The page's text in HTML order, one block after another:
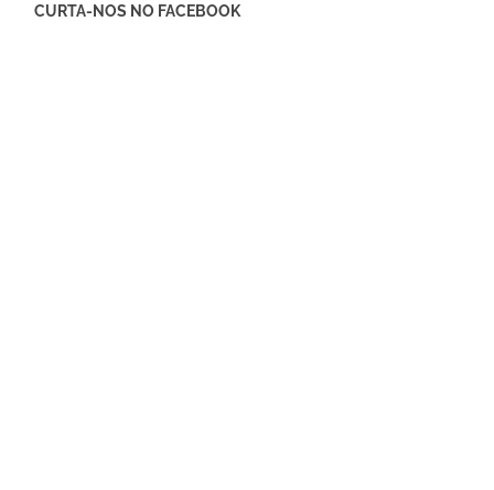
CURTA-NOS NO FACEBOOK